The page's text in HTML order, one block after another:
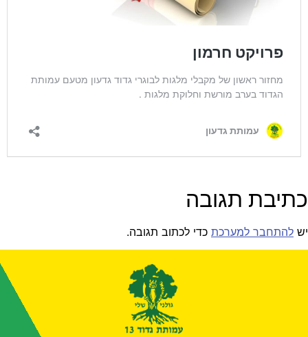
כתיבת תגובה
יש להתחבר למערכת כדי לכתוב תגובה.